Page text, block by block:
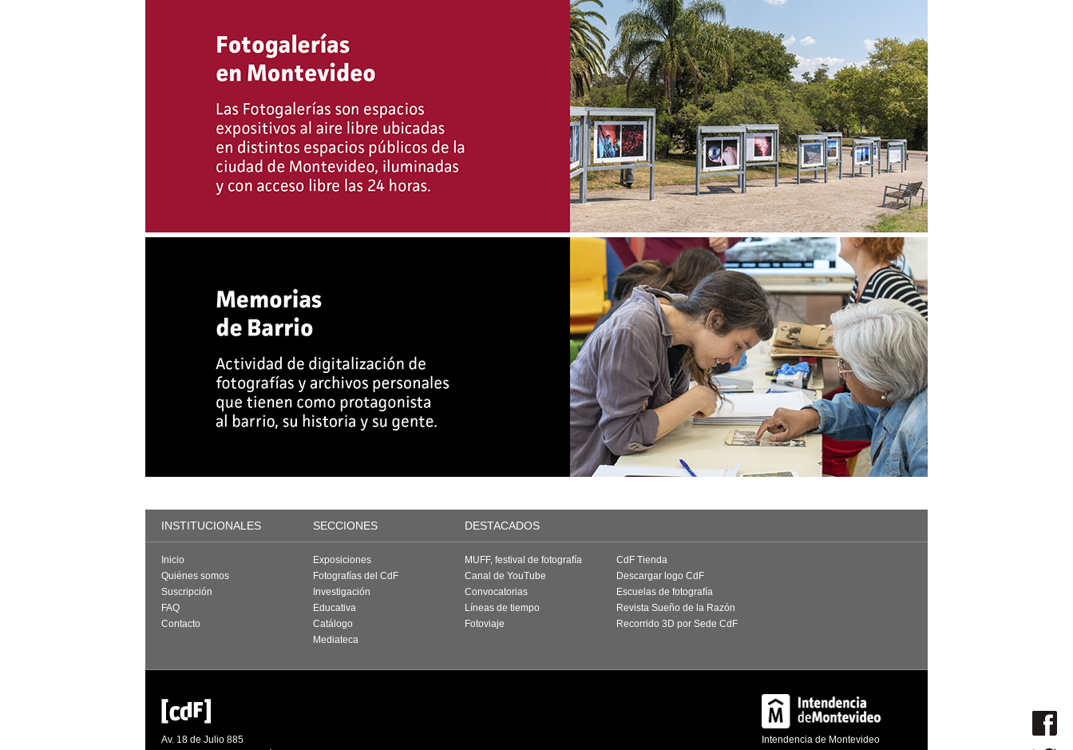
INSTITUCIONALES SECCIONES DESTACADOS
Inicio
Quiénes somos
Suscripción
FAQ
Contacto
Exposiciones
Fotografías del CdF
Investigación
Educativa
Catálogo
Mediateca
MUFF, festival de fotografía
Canal de YouTube
Convocatorias
Líneas de tiempo
Fotoviaje
CdF Tienda
Descargar logo CdF
Escuelas de fotografía
Revista Sueño de la Razón
Recorrido 3D por Sede CdF
Av. 18 de Julio 885
Intendencia de Montevideo